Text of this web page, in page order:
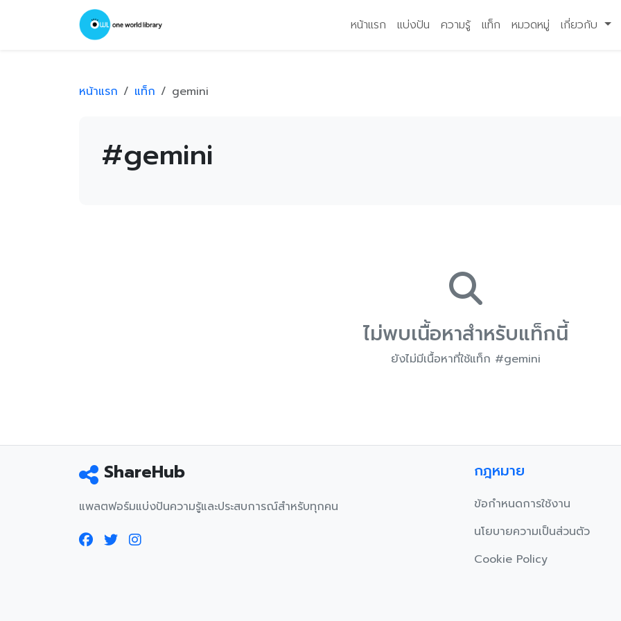
หน้าแรก แบ่งปัน ความรู้ แท็ก หมวดหมู่ เกี่ยวกับ
หน้าแรก แท็ก gemini
#gemini
ไม่พบเนื้อหาสำหรับแท็กนี้
ยังไม่มีเนื้อหาที่ใช้แท็ก #gemini
ShareHub
แพลตฟอร์มแบ่งปันความรู้และประสบการณ์สำหรับทุกคน
กฎหมาย
ข้อกำหนดการใช้งาน
นโยบายความเป็นส่วนตัว
Cookie Policy